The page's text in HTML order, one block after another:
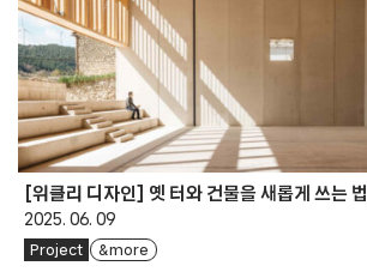
[위클리 디자인] 옛 터와 건물을 새롭게 쓰는 법
2025. 06. 09
Project & more